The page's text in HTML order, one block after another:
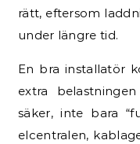
rätt, eftersom
under längre tid.
En bra installatör
extra
säker, inte bara
elcentralen,